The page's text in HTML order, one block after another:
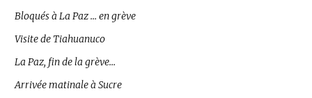
Bloqués à La Paz … en grève
Visite de Tiahuanuco
La Paz, fin de la grève…
Arrivée matinale à Sucre